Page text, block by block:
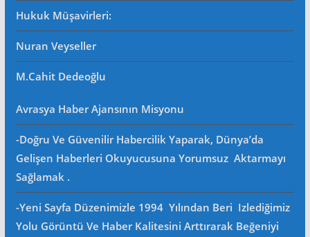
Hukuk Müşavirleri:
Nuran Veyseller
M.Cahit Dedeoğlu
Avrasya Haber Ajansının Misyonu
-Doğru Ve Güvenilir Habercilik Yaparak, Dünya’da
Gelişen Haberleri Okuyucusuna Yorumsuz Aktarmayı
Sağlamak .
-Yeni Sayfa Düzenimizle 1994 Yılından Beri Izlediğimiz
Yolu Görüntü Ve Haber Kalitesini Arttırarak Beğeniyi